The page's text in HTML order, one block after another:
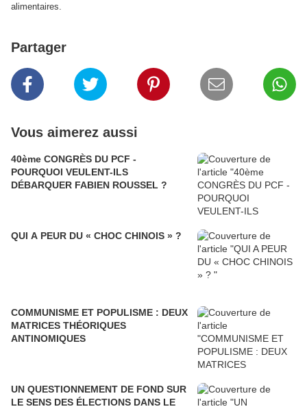
alimentaires.
Partager
Vous aimerez aussi
40ème CONGRÈS DU PCF -
POURQUOI VEULENT-ILS
DÉBARQUER FABIEN ROUSSEL ?
QUI A PEUR DU « CHOC CHINOIS » ?
COMMUNISME ET POPULISME : DEUX
MATRICES THÉORIQUES
ANTINOMIQUES
UN QUESTIONNEMENT DE FOND SUR
LE SENS DES ÉLECTIONS DANS LE